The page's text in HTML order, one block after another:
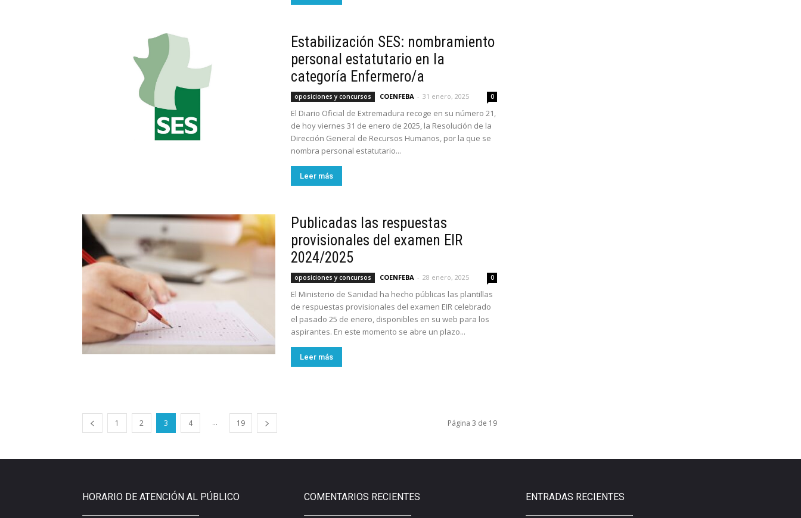
Estabilización SES: nombramiento
personal estatutario en la
categoría Enfermero/a
oposiciones y concursos COENFEBA - 31 enero, 2025 0
El Diario Oficial de Extremadura recoge en su número 21,
de hoy viernes 31 de enero de 2025, la Resolución de la
Dirección General de Recursos Humanos, por la que se
nombra personal estatutario...
Leer más
Publicadas las respuestas
provisionales del examen EIR
2024/2025
oposiciones y concursos COENFEBA - 28 enero, 2025 0
El Ministerio de Sanidad ha hecho públicas las plantillas
de respuestas provisionales del examen EIR celebrado
el pasado 25 de enero, disponibles en su web para los
aspirantes. En este momento se abre un plazo...
Leer más
1 2 3 4 ... 19 Página 3 de 19
HORARIO DE ATENCIÓN AL PÚBLICO COMENTARIOS RECIENTES ENTRADAS RECIENTES